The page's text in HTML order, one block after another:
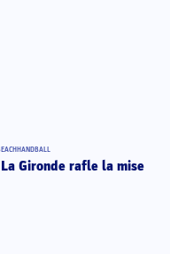
Gironde rafle la mise